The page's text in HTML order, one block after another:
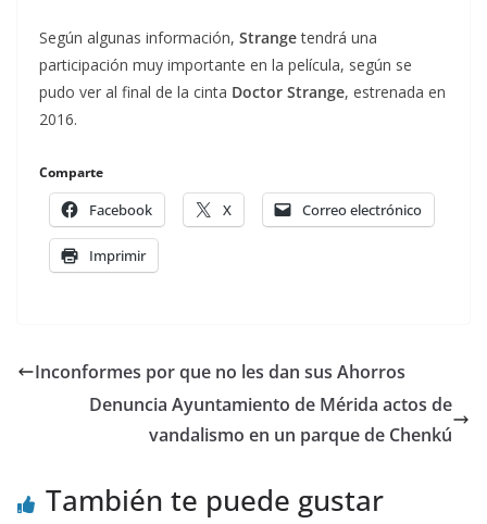
Según algunas información, Strangetendrá una
participación muy importante en la película, según se
pudo ver al final de la cinta Doctor Strange, estrenada en
2016.
Comparte
Facebook X Correo electrónico
Imprimir
Inconformes por que no les dan sus Ahorros
Denuncia Ayuntamiento de Mérida actos de
vandalismo en un parque de Chenkú
También te puede gustar